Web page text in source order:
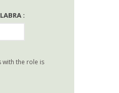
:
with the role is